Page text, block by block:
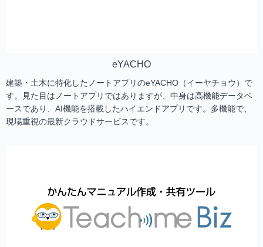
eYACHO
建築・土木に特化したノートアプリのeYACHO（イーヤチョウ）で
す。見た目はノートアプリではありますが、中身は高機能データベ
ースであり、AI機能を搭載したハイエンドアプリです。多機能で、
現場重視の最新クラウドサービスです。